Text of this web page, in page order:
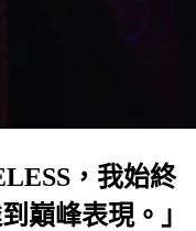
，我始終
巔峰表現。」